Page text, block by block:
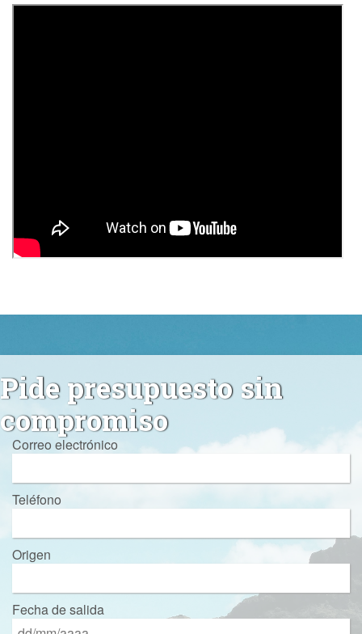
Pide presupuesto sin
compromiso
Correo electrónico
Teléfono
Origen
Fecha de salida